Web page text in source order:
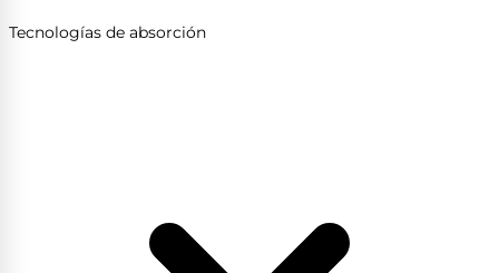
Tecnologías de absorción